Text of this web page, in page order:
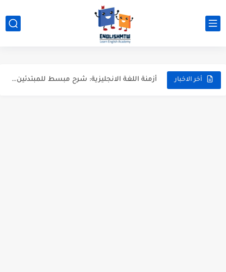
أخر الاخبار
modal verbs بالانجليزي: قواعد الاستخدام مع أمثلة
أزمنة اللغة الانجليزية: شرح مبسط للمبتدئين 2026